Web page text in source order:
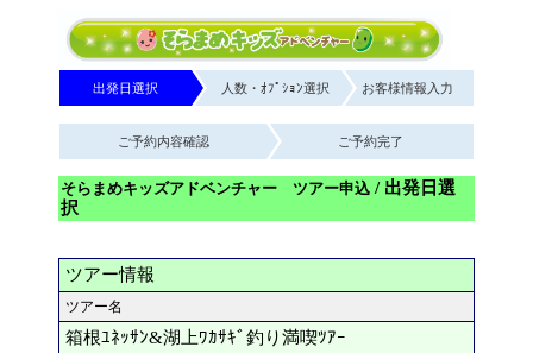
出発日選択 人数・ｵﾌﾟｼｮﾝ選択 お客様情報入力
ご予約内容確認 ご予約完了
そらまめキッズアドベンチャー ツアー申込 / 出発日選
択
ツアー情報
ツアー名
箱根ﾕﾈｯｻﾝ&湖上ﾜｶｻｷﾞ釣り満喫ﾂｱｰ